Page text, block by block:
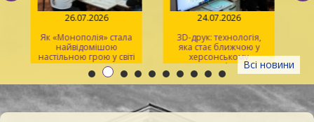
Всі новини
26.07.2026
Як «Монополія» стала
найвідомішою
настільною грою у світі
24.07.2026
3D-друк: технологія,
яка стає ближчою у
херсонському
просторі Maker Space